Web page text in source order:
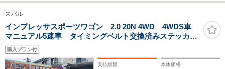
スバル
インプレッサスポーツワゴン 2.0 20N 4WD 4WDS車
マニュアル5速車 タイミングベルト交換済みステッカー
有 フロントフォグランプ アルミホイール修復歴 無
し運転席エアバッグ 助手席エアバッグ
購入プラン付
支払総額 本体価格